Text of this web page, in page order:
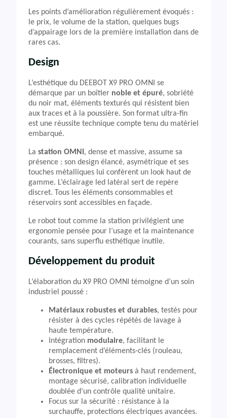
Les points d’amélioration régulièrement évoqués :
le prix, le volume de la station, quelques bugs
d’appairage lors de la première installation dans de
rares cas.
Design
L’esthétique du DEEBOT X9 PRO OMNI se
démarque par un boîtier noble et épuré, sobriété
du noir mat, éléments texturés qui résistent bien
aux traces et à la poussière. Son format ultra-fin
est une réussite technique compte tenu du matériel
embarqué.
La station OMNI , dense et massive, assume sa
présence : son design élancé, asymétrique et ses
touches métalliques lui confèrent un look haut de
gamme. L’éclairage led latéral sert de repère
discret. Tous les éléments consommables et
réservoirs sont accessibles en façade.
Le robot tout comme la station privilégient une
ergonomie pensée pour l’usage et la maintenance
courants, sans superflu esthétique inutile.
Développement du produit
L’élaboration du X9 PRO OMNI témoigne d’un soin
industriel poussé :
Matériaux robustes et durables, testés pour
résister à des cycles répétés de lavage à
haute température.
Intégration modulaire, facilitant le
remplacement d’éléments-clés (rouleau,
brosses, filtres).
Électronique et moteurs à haut rendement,
montage sécurisé, calibration individuelle
doublée d’un contrôle qualité unitaire.
Focus sur la sécurité : résistance à la
surchauffe, protections électriques avancées.